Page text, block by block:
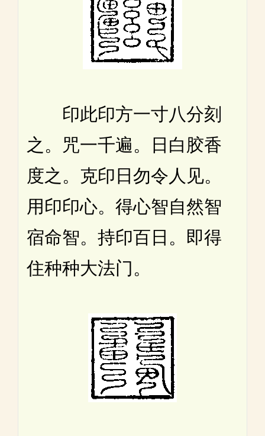
印此印方一寸八分刻
之。咒一千遍。日白胶香
度之。克印日勿令人见。
用印印心。得心智自然智
宿命智。持印百日。即得
住种种大法门。